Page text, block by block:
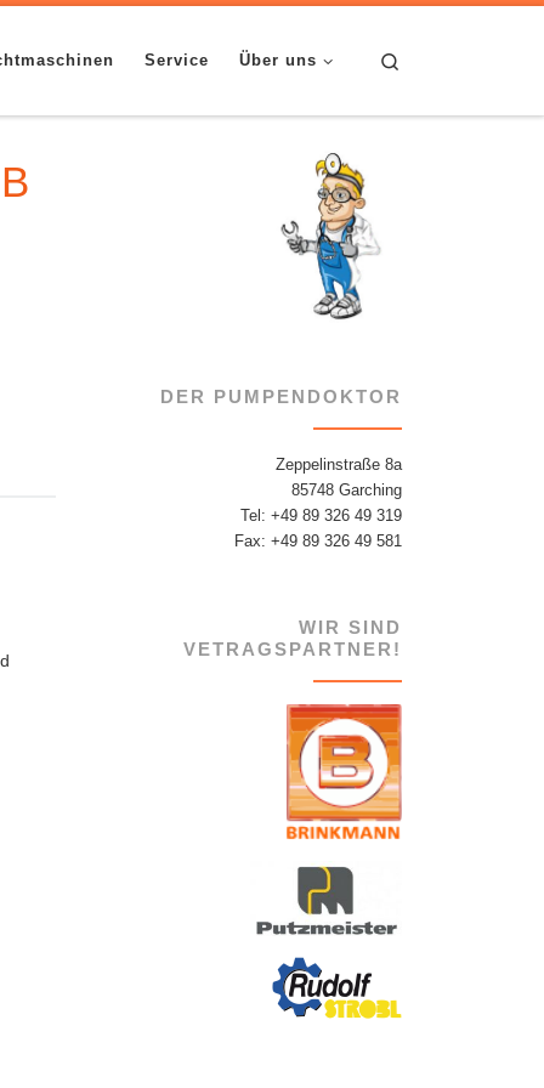
Service Über uns
DER PUMPENDOKTOR
Zeppelinstraße 8a
85748 Garching
Tel: +49 89 326 49 319
Fax: +49 89 326 49 581
WIR SIND
VETRAGSPARTNER!